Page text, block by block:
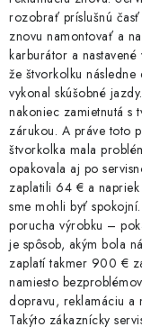
rozobrať príslušnú
znovu namontovať a
karburátor a
že štvorkolku
vykonal skúšobné
nakoniec zamietnutá s
zárukou. A práve toto
štvorkolka mala
opakovala aj po
zaplatili 64 € a napriek
sme mohli byť
porucha výrobku –
je spôsob, akým bola
zaplatí takmer 900 €
namiesto
dopravu, reklamáciu a
Takýto zákaznícky